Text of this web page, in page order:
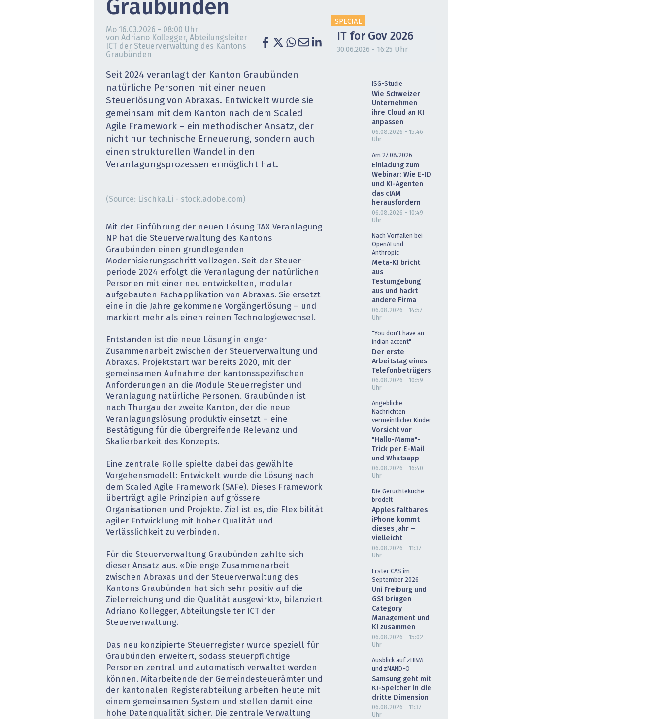
» alle News Gesundheit wird digital
Blockchain
XaaS, Managed Services & Co.
Digital Banking
» alle Dossiers
Artificial Intelligence
Fintech & Insurtech
Professional AV & Digital Signage
» alle Specials
Graubünden
Mo 16.03.2026 - 08:00 Uhr
von Adriano Kollegger, Abteilungsleiter
ICT der Steuerverwaltung des ­Kantons
Graubünden
Seit 2024 veranlagt der Kanton Graubünden
natürliche Personen mit einer neuen
Steuerlösung von Abraxas. Entwickelt wurde sie
gemeinsam mit dem Kanton nach dem Scaled
Agile ­Framework – ein methodischer Ansatz, der
nicht nur technische Erneuerung, sondern auch
einen strukturellen Wandel in den
Veranlagungsprozessen ermöglicht hat.
(Source: Lischka.Li - stock.adobe.com)
Mit der Einführung der neuen Lösung TAX Veranlagung
NP hat die Steuerverwaltung des Kantons
Graubünden einen grund­legenden
Modernisierungsschritt vollzogen. Seit der Steuer­
periode 2024 erfolgt die Veranlagung der natürlichen
Personen mit einer neu entwickelten, modular
aufgebauten Fachapplikation von Abraxas. Sie ersetzt
eine in die Jahre gekommene Vorgängerlösung – und
markiert mehr als einen reinen Technologiewechsel.
Entstanden ist die neue Lösung in enger
Zusammenarbeit zwischen der Steuerverwaltung und
Abraxas. Projektstart war bereits 2020, mit der
gemeinsamen Aufnahme der kantonsspezifischen
Anforderungen an die Module Steuerregister und
Veranlagung natürliche Personen. Graubünden ist
nach Thurgau der zweite Kanton, der die neue
Veranlagungslösung produktiv einsetzt – eine
Bestätigung für die übergreifende Relevanz und
Skalierbarkeit des Konzepts.
Eine zentrale Rolle spielte dabei das gewählte
Vorgehensmodell: Entwickelt wurde die Lösung nach
dem Scaled Agile Framework (SAFe). Dieses Framework
überträgt agile Prinzipien auf grös­sere
Organisationen und Projekte. Ziel ist es, die Flexibilität
agiler Entwicklung mit hoher Qualität und
Verlässlichkeit zu verbinden.
Für die Steuerverwaltung Graubünden zahlte sich
dieser Ansatz aus. «Die enge Zusammenarbeit
zwischen Abraxas und der Steuerverwaltung des
Kantons Graubünden hat sich sehr positiv auf die
Zielerreichung und die Qualität ausgewirkt», bilanziert
Adriano Kollegger, Abteilungsleiter ICT der
Steuerverwaltung.
Das neu konzipierte Steuerregister wurde speziell für
Graubünden erweitert, sodass steuerpflichtige
Personen zentral und automatisch verwaltet werden
können. Mitarbeitende der Gemeindesteuerämter und
der kantonalen Registerabteilung arbeiten heute mit
einem gemeinsamen System und stellen damit eine
hohe Datenqualität sicher. Die zentrale Verwaltung
SPECIAL
IT for Gov 2026
30.06.2026 - 16:25 Uhr
ISG-Studie
Wie Schweizer
Unternehmen
ihre Cloud an KI
anpassen
06.08.2026 - 15:46
Uhr
Am 27.08.2026
Einladung zum
Webinar: Wie E-ID
und KI-Agenten
das cIAM
herausfordern
06.08.2026 - 10:49
Uhr
Nach Vorfällen bei
OpenAI und
Anthropic
Meta-KI bricht
aus
Testumgebung
aus und hackt
andere Firma
06.08.2026 - 14:57
Uhr
"You don't have an
indian accent"
Der erste
Arbeitstag eines
Telefonbetrügers
06.08.2026 - 10:59
Uhr
Angebliche
Nachrichten
vermeintlicher Kinder
Vorsicht vor
"Hallo-Mama"-
Trick per E-Mail
und Whatsapp
06.08.2026 - 16:40
Uhr
Die Gerüchteküche
brodelt
Apples faltbares
iPhone kommt
dieses Jahr –
vielleicht
06.08.2026 - 11:37
Uhr
Erster CAS im
September 2026
Uni Freiburg und
GS1 bringen
Category
Management und
KI zusammen
06.08.2026 - 15:02
Uhr
Ausblick auf zHBM
und zNAND-O
Samsung geht mit
KI-Speicher in die
dritte Dimension
06.08.2026 - 11:37
Uhr